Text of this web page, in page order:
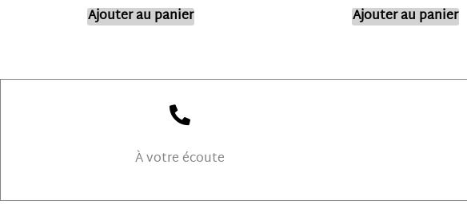
Ajouter au panier Ajouter au panier
À votre écoute